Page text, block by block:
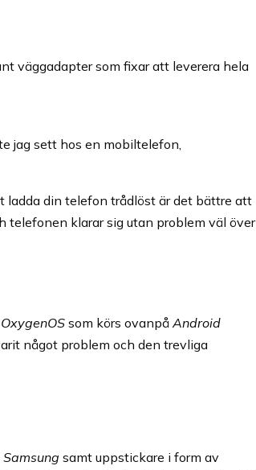
väggadapter som fixar att leverera hela
jag sett hos en mobiltelefon,
ladda din telefon trådlöst är det bättre att
telefonen klarar sig utan problem väl över
OxygenOS som körs ovanpåAndroid
något problem och den trevliga
Samsung samt uppstickare i form av